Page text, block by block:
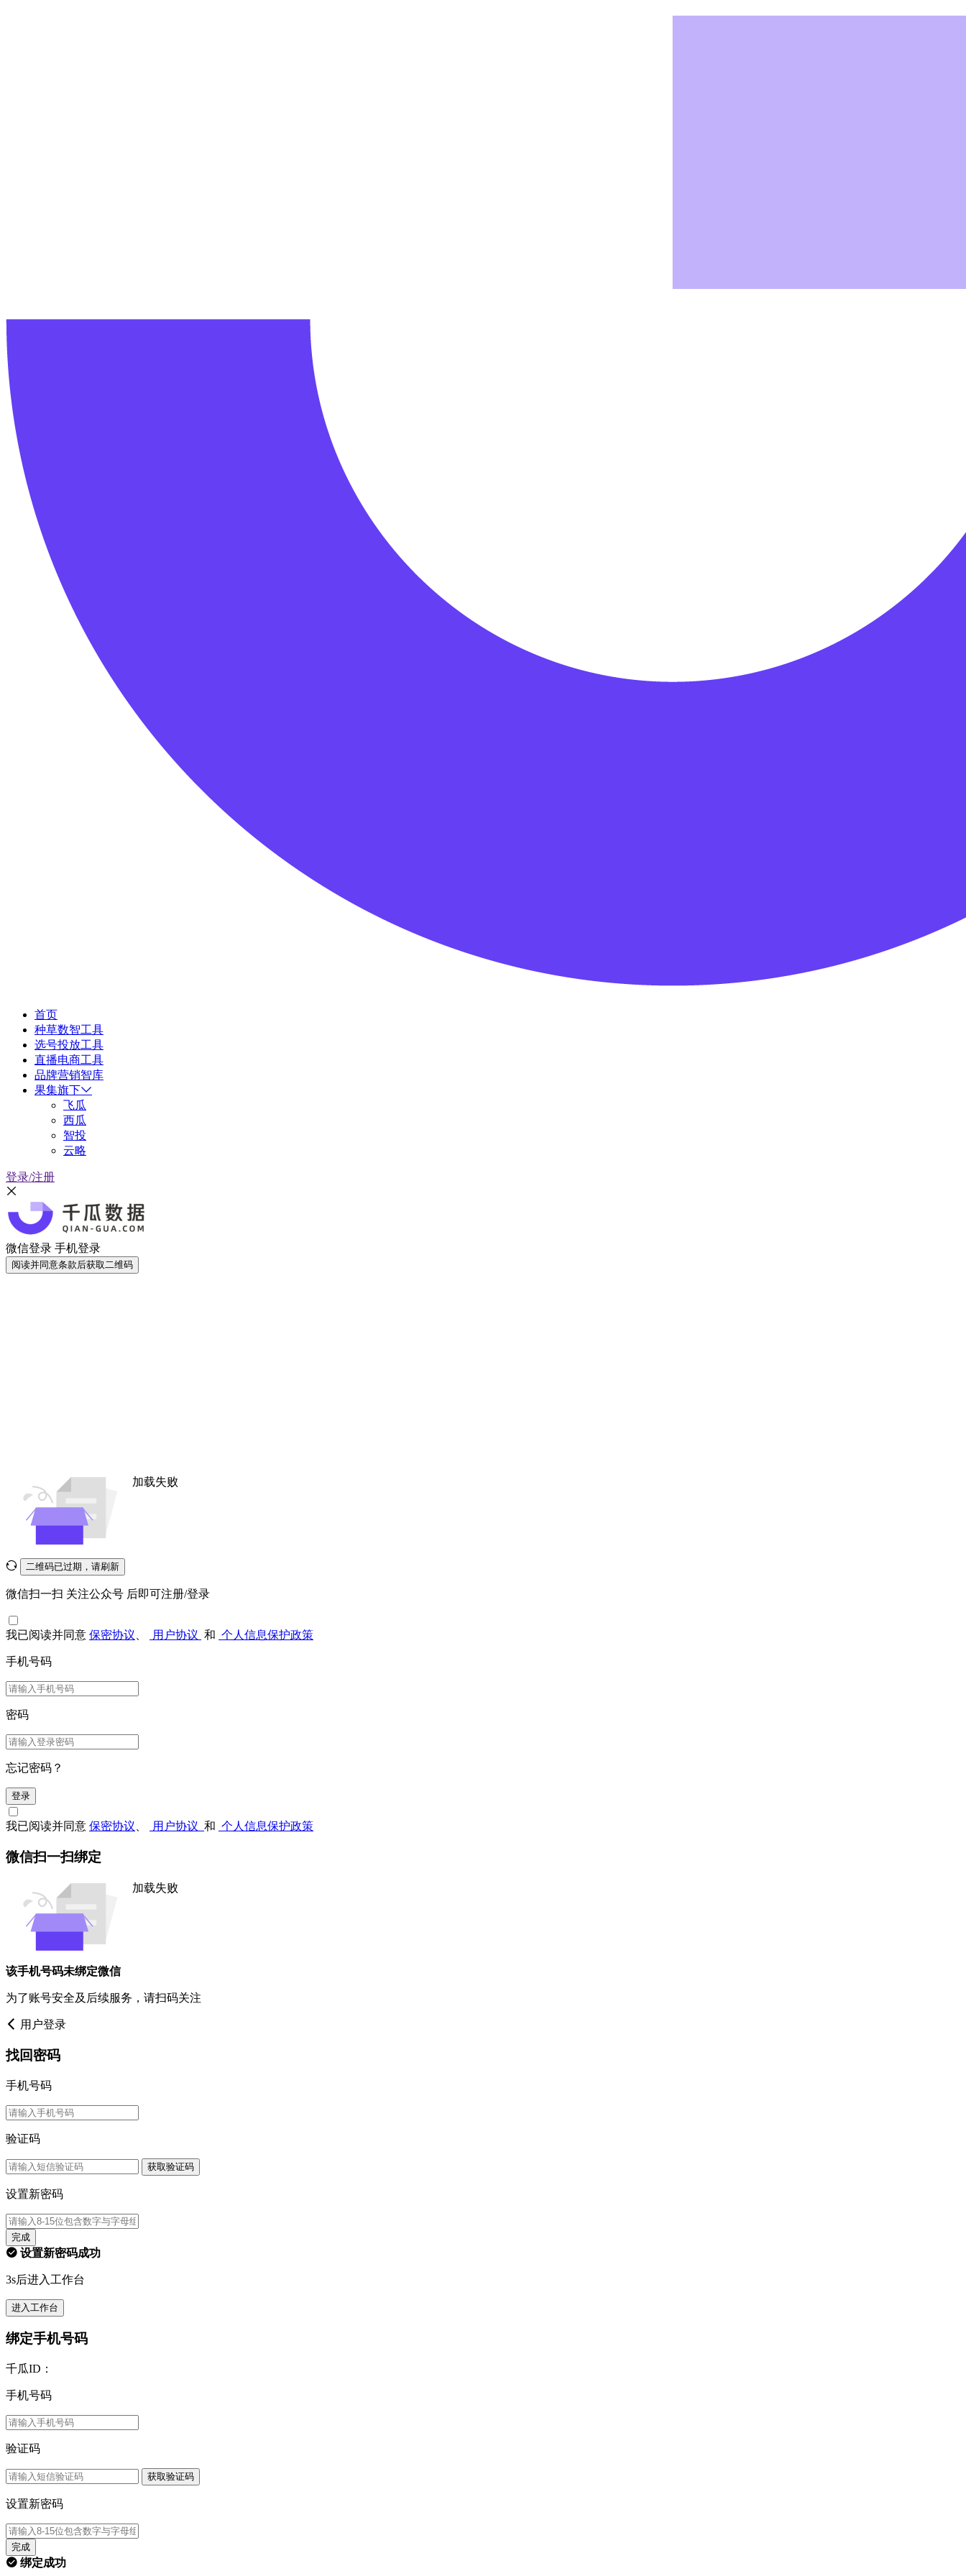
首页
种草数智工具
选号投放工具
直播电商工具
品牌营销智库
果集旗下
飞瓜
西瓜
智投
云略
登录/注册
微信登录 手机登录
阅读并同意条款后获取二维码
加载失败
二维码已过期，请刷新
微信扫一扫 关注公众号 后即可注册/登录
我已阅读并同意 保密协议 用户协议 和 个人信息保护政策
手机号码
密码
忘记密码？
登录
我已阅读并同意 保密协议 用户协议 和 个人信息保护政策
微信扫一扫绑定
加载失败
该手机号码未绑定微信
为了账号安全及后续服务，请扫码关注
用户登录
找回密码
手机号码
验证码
获取验证码
设置新密码
完成
设置新密码成功
3s后进入工作台
进入工作台
绑定手机号码
千瓜ID：
手机号码
验证码
获取验证码
设置新密码
完成
绑定成功